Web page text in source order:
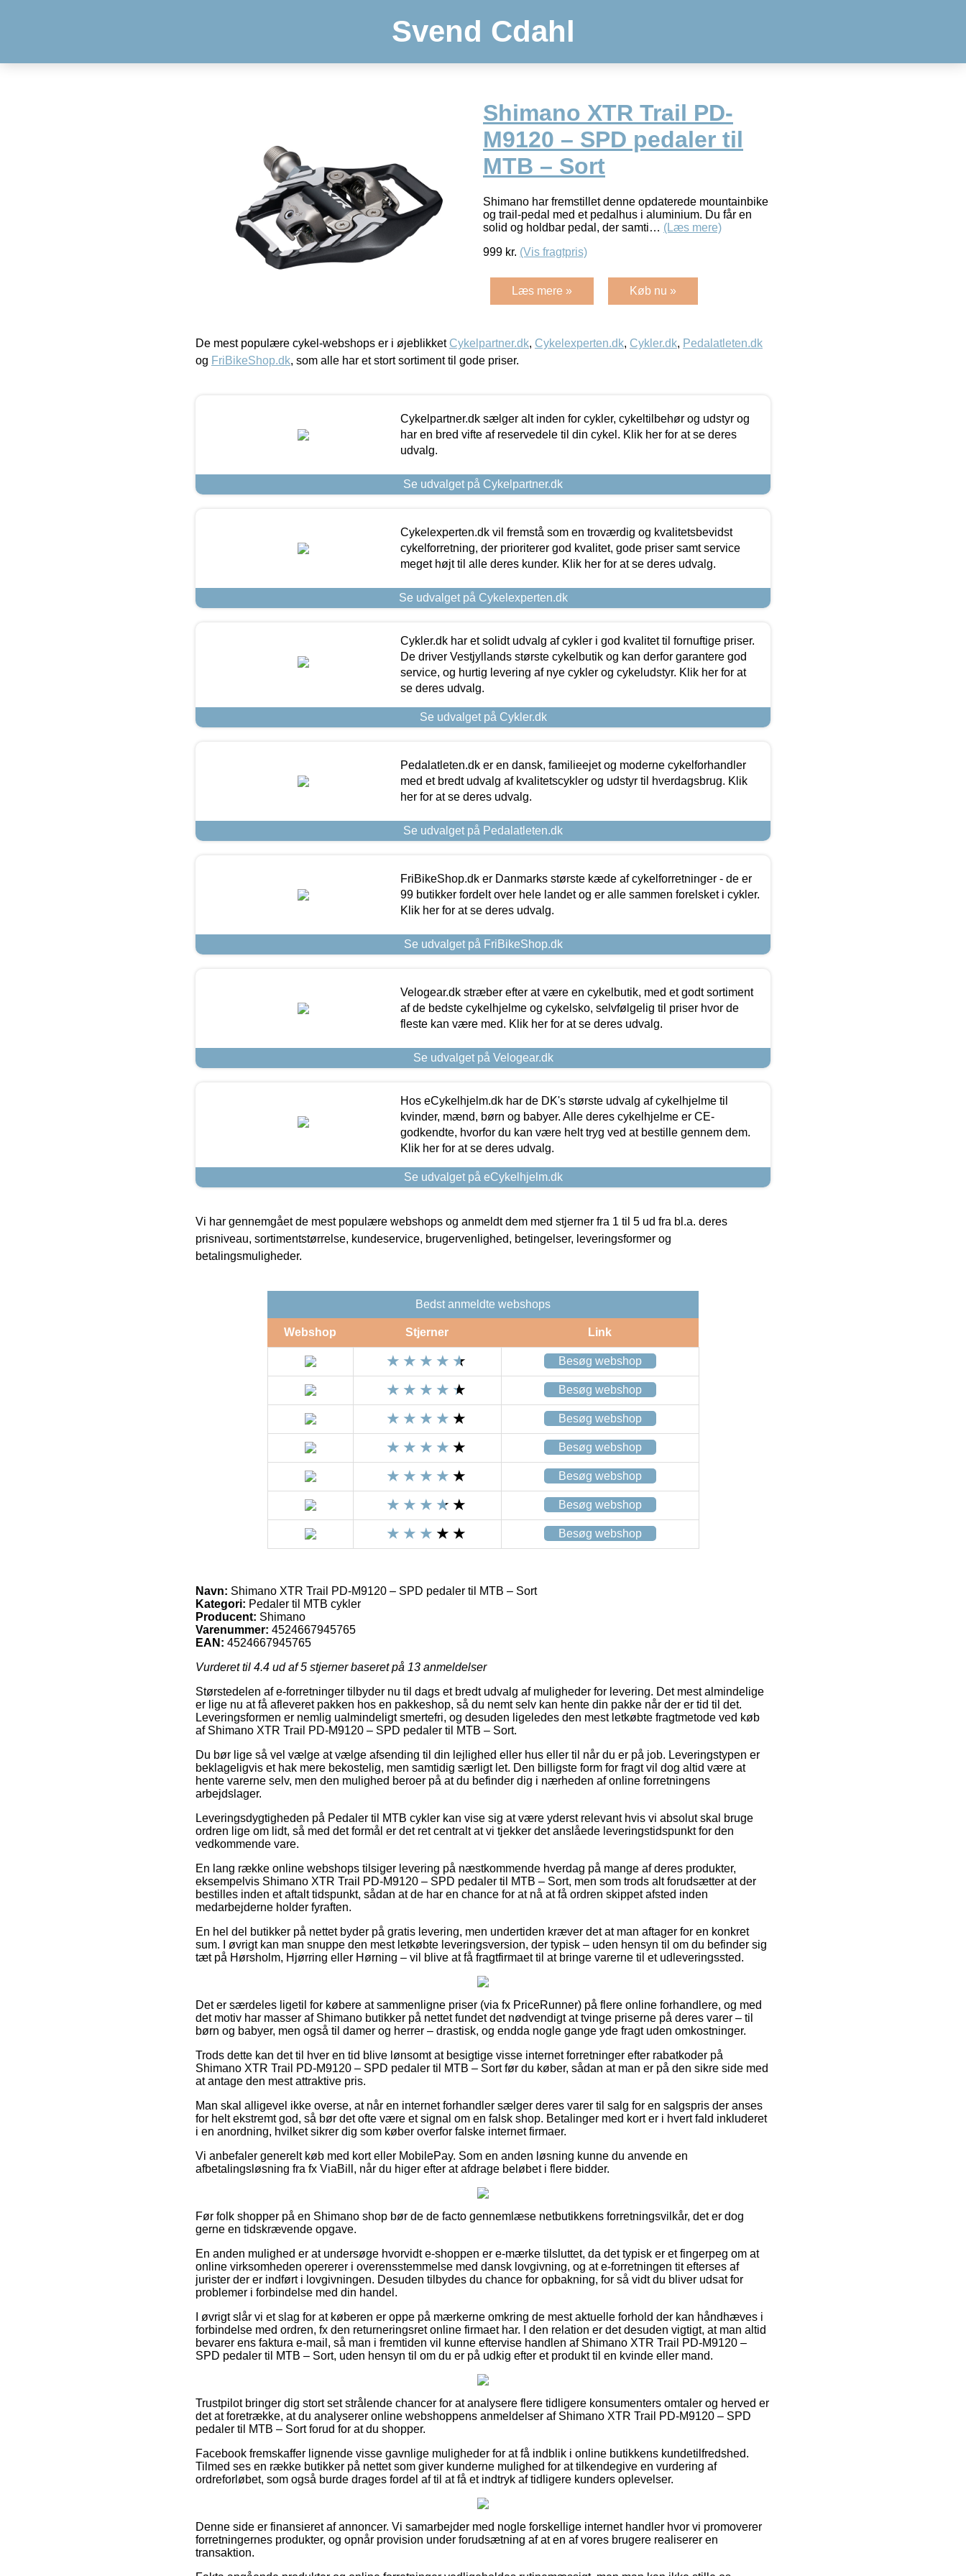
Svend Cdahl
Shimano XTR Trail PD-
M9120 – SPD pedaler til
MTB – Sort
Shimano har fremstillet denne opdaterede mountainbike
og trail-pedal med et pedalhus i aluminium. Du får en
solid og holdbar pedal, der samti… (Læs mere)
999 kr. (Vis fragtpris)
Læs mere » Køb nu »
De mest populære cykel-webshops er i øjeblikket Cykelpartner.dk, Cykelexperten.dk, Cykler.dk, Pedalatleten.dk
og FriBikeShop.dk, som alle har et stort sortiment til gode priser.
Cykelpartner.dk sælger alt inden for cykler, cykeltilbehør og udstyr og
har en bred vifte af reservedele til din cykel. Klik her for at se deres
udvalg.
Se udvalget på Cykelpartner.dk
Cykelexperten.dk vil fremstå som en troværdig og kvalitetsbevidst
cykelforretning, der prioriterer god kvalitet, gode priser samt service
meget højt til alle deres kunder. Klik her for at se deres udvalg.
Se udvalget på Cykelexperten.dk
Cykler.dk har et solidt udvalg af cykler i god kvalitet til fornuftige priser.
De driver Vestjyllands største cykelbutik og kan derfor garantere god
service, og hurtig levering af nye cykler og cykeludstyr. Klik her for at
se deres udvalg.
Se udvalget på Cykler.dk
Pedalatleten.dk er en dansk, familieejet og moderne cykelforhandler
med et bredt udvalg af kvalitetscykler og udstyr til hverdagsbrug. Klik
her for at se deres udvalg.
Se udvalget på Pedalatleten.dk
FriBikeShop.dk er Danmarks største kæde af cykelforretninger - de er
99 butikker fordelt over hele landet og er alle sammen forelsket i cykler.
Klik her for at se deres udvalg.
Se udvalget på FriBikeShop.dk
Velogear.dk stræber efter at være en cykelbutik, med et godt sortiment
af de bedste cykelhjelme og cykelsko, selvfølgelig til priser hvor de
fleste kan være med. Klik her for at se deres udvalg.
Se udvalget på Velogear.dk
Hos eCykelhjelm.dk har de DK's største udvalg af cykelhjelme til
kvinder, mænd, børn og babyer. Alle deres cykelhjelme er CE-
godkendte, hvorfor du kan være helt tryg ved at bestille gennem dem.
Klik her for at se deres udvalg.
Se udvalget på eCykelhjelm.dk
Vi har gennemgået de mest populære webshops og anmeldt dem med stjerner fra 1 til 5 ud fra bl.a. deres
prisniveau, sortimentstørrelse, kundeservice, brugervenlighed, betingelser, leveringsformer og
betalingsmuligheder.
Bedst anmeldte webshops
Webshop Stjerner Link
Besøg webshop
Besøg webshop
Besøg webshop
Besøg webshop
Besøg webshop
Besøg webshop
Besøg webshop
Navn: Shimano XTR Trail PD-M9120 – SPD pedaler til MTB – Sort
Kategori: Pedaler til MTB cykler
Producent: Shimano
Varenummer: 4524667945765
EAN: 4524667945765
Vurderet til 4.4 ud af 5 stjerner baseret på 13 anmeldelser
Størstedelen af e-forretninger tilbyder nu til dags et bredt udvalg af muligheder for levering. Det mest almindelige
er lige nu at få afleveret pakken hos en pakkeshop, så du nemt selv kan hente din pakke når der er tid til det.
Leveringsformen er nemlig ualmindeligt smertefri, og desuden ligeledes den mest letkøbte fragtmetode ved køb
af Shimano XTR Trail PD-M9120 – SPD pedaler til MTB – Sort.
Du bør lige så vel vælge at vælge afsending til din lejlighed eller hus eller til når du er på job. Leveringstypen er
beklageligvis et hak mere bekostelig, men samtidig særligt let. Den billigste form for fragt vil dog altid være at
hente varerne selv, men den mulighed beroer på at du befinder dig i nærheden af online forretningens
arbejdslager.
Leveringsdygtigheden på Pedaler til MTB cykler kan vise sig at være yderst relevant hvis vi absolut skal bruge
ordren lige om lidt, så med det formål er det ret centralt at vi tjekker det anslåede leveringstidspunkt for den
vedkommende vare.
En lang række online webshops tilsiger levering på næstkommende hverdag på mange af deres produkter,
eksempelvis Shimano XTR Trail PD-M9120 – SPD pedaler til MTB – Sort, men som trods alt forudsætter at der
bestilles inden et aftalt tidspunkt, sådan at de har en chance for at nå at få ordren skippet afsted inden
medarbejderne holder fyraften.
En hel del butikker på nettet byder på gratis levering, men undertiden kræver det at man aftager for en konkret
sum. I øvrigt kan man snuppe den mest letkøbte leveringsversion, der typisk – uden hensyn til om du befinder sig
tæt på Hørsholm, Hjørring eller Hørning – vil blive at få fragtfirmaet til at bringe varerne til et udleveringssted.
Det er særdeles ligetil for købere at sammenligne priser (via fx PriceRunner) på flere online forhandlere, og med
det motiv har masser af Shimano butikker på nettet fundet det nødvendigt at tvinge priserne på deres varer – til
børn og babyer, men også til damer og herrer – drastisk, og endda nogle gange yde fragt uden omkostninger.
Trods dette kan det til hver en tid blive lønsomt at besigtige visse internet forretninger efter rabatkoder på
Shimano XTR Trail PD-M9120 – SPD pedaler til MTB – Sort før du køber, sådan at man er på den sikre side med
at antage den mest attraktive pris.
Man skal alligevel ikke overse, at når en internet forhandler sælger deres varer til salg for en salgspris der anses
for helt ekstremt god, så bør det ofte være et signal om en falsk shop. Betalinger med kort er i hvert fald inkluderet
i en anordning, hvilket sikrer dig som køber overfor falske internet firmaer.
Vi anbefaler generelt køb med kort eller MobilePay. Som en anden løsning kunne du anvende en
afbetalingsløsning fra fx ViaBill, når du higer efter at afdrage beløbet i flere bidder.
Før folk shopper på en Shimano shop bør de de facto gennemlæse netbutikkens forretningsvilkår, det er dog
gerne en tidskrævende opgave.
En anden mulighed er at undersøge hvorvidt e-shoppen er e-mærke tilsluttet, da det typisk er et fingerpeg om at
online virksomheden opererer i overensstemmelse med dansk lovgivning, og at e-forretningen tit efterses af
jurister der er indført i lovgivningen. Desuden tilbydes du chance for opbakning, for så vidt du bliver udsat for
problemer i forbindelse med din handel.
I øvrigt slår vi et slag for at køberen er oppe på mærkerne omkring de mest aktuelle forhold der kan håndhæves i
forbindelse med ordren, fx den returneringsret online firmaet har. I den relation er det desuden vigtigt, at man altid
bevarer ens faktura e-mail, så man i fremtiden vil kunne eftervise handlen af Shimano XTR Trail PD-M9120 –
SPD pedaler til MTB – Sort, uden hensyn til om du er på udkig efter et produkt til en kvinde eller mand.
Trustpilot bringer dig stort set strålende chancer for at analysere flere tidligere konsumenters omtaler og herved er
det at foretrække, at du analyserer online webshoppens anmeldelser af Shimano XTR Trail PD-M9120 – SPD
pedaler til MTB – Sort forud for at du shopper.
Facebook fremskaffer lignende visse gavnlige muligheder for at få indblik i online butikkens kundetilfredshed.
Tilmed ses en række butikker på nettet som giver kunderne mulighed for at tilkendegive en vurdering af
ordreforløbet, som også burde drages fordel af til at få et indtryk af tidligere kunders oplevelser.
Denne side er finansieret af annoncer. Vi samarbejder med nogle forskellige internet handler hvor vi promoverer
forretningernes produkter, og opnår provision under forudsætning af at en af vores brugere realiserer en
transaktion.